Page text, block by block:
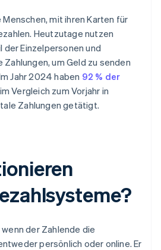
mit ihren Karten für
Heutzutage nutzen
der Einzelpersonen und
um Geld zu senden
Jahr 2024 haben 92 % der
im Vergleich zum Vorjahr in
Zahlungen getätigt.
der Zahlende die
persönlich oder online. Er